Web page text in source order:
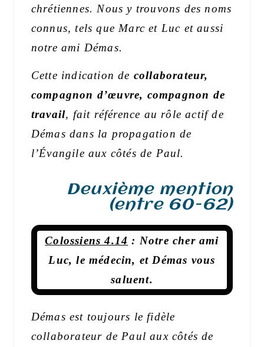
chrétiennes. Nous y trouvons des noms
connus, tels que Marc et Luc et aussi
notre ami Démas.
Cette indicationde collaborateur,
compagnon d’œuvre, compagnon de
travail, fait référence au rôle actifde
Démas dans la propagation de
l’Évangile aux côtés de Paul.
Deuxième mention
(entre 60-62)
Colossiens 4.14 : Notre cher ami
Luc, le médecin, et Démas vous
saluent.
Démas est toujours le fidèle
collaborateur de Paul aux côtés de